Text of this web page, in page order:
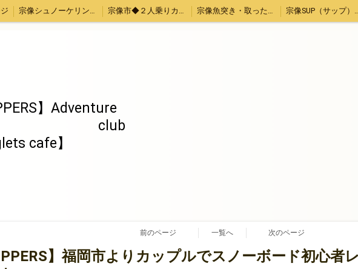
宗像シュノーケリング・カヤック体験 宗像市◆２人乗りカヤックレンタル 宗像魚突き・取ったどー！体験 宗像SUP
】Adventure
cafe】
前のページ 一覧へ 次のページ
】福岡市よりカップルでスノーボード初心者